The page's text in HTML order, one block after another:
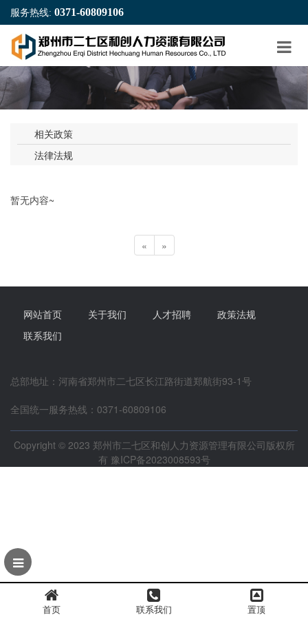
服务热线: 0371-60809106
相关政策
法律法规
暂无内容~
« »
网站首页 关于我们 人才招聘
政策法规
联系我们
总部地址：河南省郑州市二七区长江路街道郑航街93-1号
全国统一服务热线：0371-60809106
Copyright © 2023 郑州市二七区和创人力资源管理有限公司版权所
有 豫ICP备2023008593号
首页 联系我们 置顶